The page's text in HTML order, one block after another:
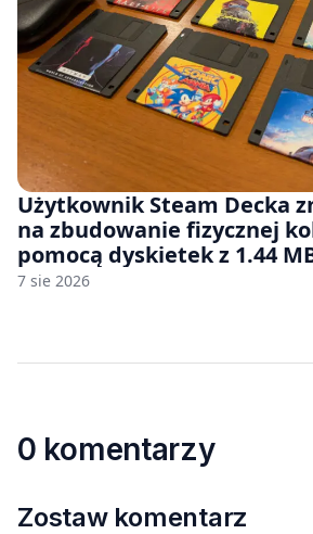
Użytkownik Steam Decka
na zbudowanie fizycznej
pomocą dyskietek z 1.44
7 sie 2026
0 komentarzy
Zostaw komentarz